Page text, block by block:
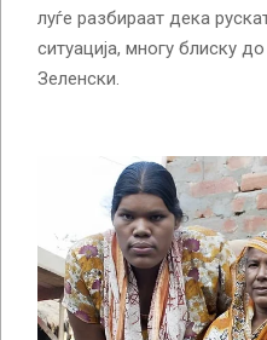
луѓе разбираат дека
ситуација, многу блиску
Зеленски.